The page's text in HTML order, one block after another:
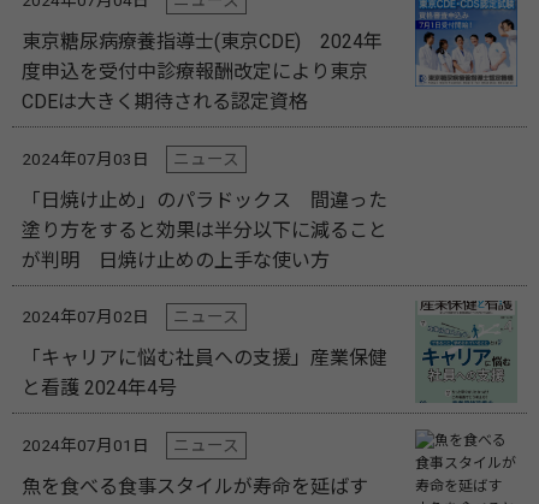
東京糖尿病療養指導士(東京CDE) 2024年
度申込を受付中診療報酬改定により東京
CDEは大きく期待される認定資格
2024年07月03日 ニュース
「日焼け止め」のパラドックス 間違った
塗り方をすると効果は半分以下に減ること
が判明 日焼け止めの上手な使い方
2024年07月02日 ニュース
「キャリアに悩む社員への支援」産業保健
と看護 2024年4号
2024年07月01日 ニュース
魚を食べる食事スタイルが寿命を延ばす